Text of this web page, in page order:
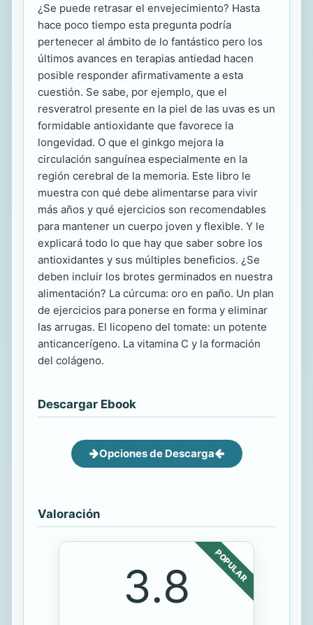
¿Se puede retrasar el envejecimiento? Hasta
hace poco tiempo esta pregunta podría
pertenecer al ámbito de lo fantástico pero los
últimos avances en terapias antiedad hacen
posible responder afirmativamente a esta
cuestión. Se sabe, por ejemplo, que el
resveratrol presente en la piel de las uvas es un
formidable antioxidante que favorece la
longevidad. O que el ginkgo mejora la
circulación sanguínea especialmente en la
región cerebral de la memoria. Este libro le
muestra con qué debe alimentarse para vivir
más años y qué ejercicios son recomendables
para mantener un cuerpo joven y flexible. Y le
explicará todo lo que hay que saber sobre los
antioxidantes y sus múltiples beneficios. ¿Se
deben incluir los brotes germinados en nuestra
alimentación? La cúrcuma: oro en paño. Un plan
de ejercicios para ponerse en forma y eliminar
las arrugas. El licopeno del tomate: un potente
anticancerígeno. La vitamina C y la formación
del colágeno.
Descargar Ebook
Opciones de Descarga
Valoración
POPULAR
3.8